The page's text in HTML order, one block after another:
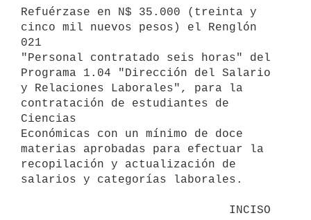
Refuérzase en N$ 35.000 (treinta y
cinco mil nuevos pesos) el Renglón
021
"Personal contratado seis horas" del
Programa 1.04 "Dirección del Salario
y Relaciones Laborales", para la
contratación de estudiantes de
Ciencias
Económicas con un mínimo de doce
materias aprobadas para efectuar la
recopilación y actualización de
salarios y categorías laborales.